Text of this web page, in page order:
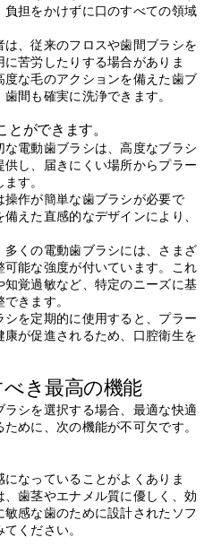
担をかけずに口のすべての領域
、従来のフロスや歯間ブラシを
苦労したりする場合がありま
な毛のアクションを備えた歯ブ
間も確実に洗浄できます。
ができます。
電動歯ブラシは、高度なブラシ
し、届きにくい場所からプラー
す。
作が簡単な歯ブラシが必要で
えた直感的なデザインにより、
くの電動歯ブラシには、さまざ
能な強度が付いています。これ
覚過敏など、特定のニーズに基
きます。
を定期的に使用すると、プラー
が促進されるため、口腔衛生を
き最高の機能
シを選択する場合、最適な快適
めに、次の機能が不可欠です。
なっていることがよくありま
歯茎やエナメル質に優しく、効
感な歯のために設計されたソフ
ください。